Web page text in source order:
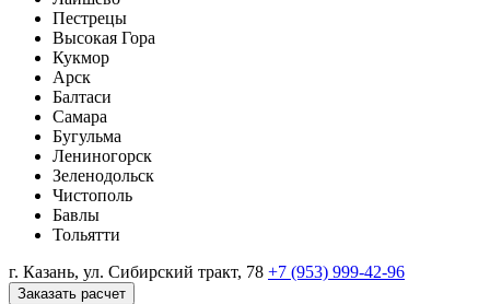
Пестрецы
Высокая Гора
Кукмор
Арск
Балтаси
Самара
Бугульма
Лениногорск
Зеленодольск
Чистополь
Бавлы
Тольятти
г. Казань, ул. Сибирский тракт, 78 +7 (953) 999-42-96
Заказать расчет